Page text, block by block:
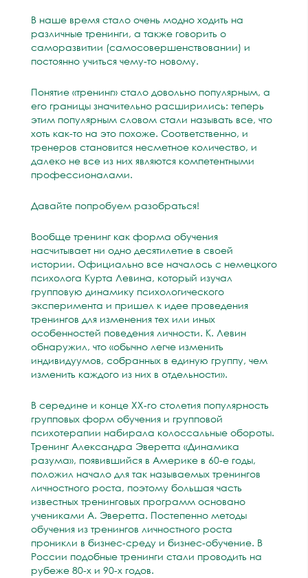
В наше время стало очень модно ходить на
различные тренинги, а также говорить о
саморазвитии (самосовершенствовании) и
постоянно учиться чему-то новому.
Понятие «тренинг» стало довольно популярным, а
его границы значительно расширились: теперь
этим популярным словом стали называть все, что
хоть как-то на это похоже. Соответственно, и
тренеров становится несметное количество, и
далеко не все из них являются компетентными
профессионалами.
Давайте попробуем разобраться!
Вообще тренинг как форма обучения
насчитывает ни одно десятилетие в своей
истории. Официально все началось с немецкого
психолога Курта Левина, который изучал
групповую динамику психологического
эксперимента и пришел к идее проведения
тренингов для изменения тех или иных
особенностей поведения личности. К. Левин
обнаружил, что «обычно легче изменить
индивидуумов, собранных в единую группу, чем
изменить каждого из них в отдельности».
В середине и конце ХХ-го столетия популярность
групповых форм обучения и групповой
психотерапии набирала колоссальные обороты.
Тренинг Александра Эверетта «Динамика
разума», появившийся в Америке в 60-е годы,
положил начало для так называемых тренингов
личностного роста, поэтому большая часть
известных тренинговых программ основано
учениками А. Эверетта. Постепенно методы
обучения из тренингов личностного роста
проникли в бизнес-среду и бизнес-обучение. В
России подобные тренинги стали проводить на
рубеже 80-х и 90-х годов.